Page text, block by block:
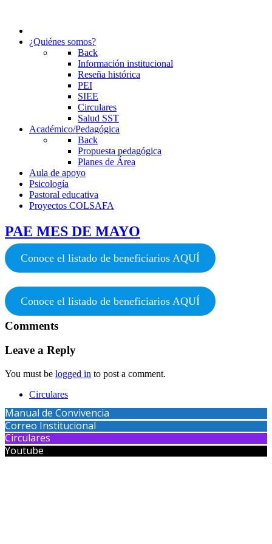
¿Quiénes somos?
Back
Información institucional
Reseña histórica
PEI
SIEE
Circulares
Salud SST
Académico/Pedagógica
Back
Propuesta pedagógica
Planes de Área
Aula de apoyo
Psicología
Pastoral educativa
Proyectos COLSAFA
PAE MES DE MAYO
Conoce el listado de beneficiarios AQUÍ
Conoce el listado de beneficiarios AQUÍ
Comments
Leave a Reply
You must be logged in to post a comment.
Circulares
Manual de Convivencia
Correo Institucional
Circulares
Youtube